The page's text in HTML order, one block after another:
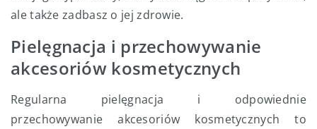
ale także zadbasz o jej zdrowie.
Pielęgnacja i przechowywanie
akcesoriów kosmetycznych
Regularna pielęgnacja i odpowiednie
przechowywanie akcesoriów kosmetycznych to